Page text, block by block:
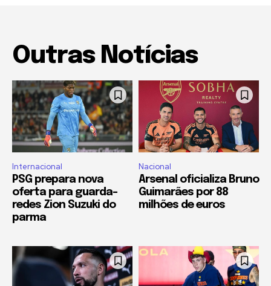
Outras Notícias
Internacional
PSG prepara nova
oferta para guarda-
redes Zion Suzuki do
parma
Nacional
Arsenal oficializa Bruno
Guimarães por 88
milhões de euros